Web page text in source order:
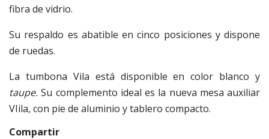
fibra de vidrio.
Su respaldo es abatible en cinco posiciones y dispone
de ruedas.
La tumbona Vila está disponible en color blanco y
taupe.Su complemento ideal es la nueva mesa auxiliar
VIila, con pie de aluminio y tablero compacto.
Compartir